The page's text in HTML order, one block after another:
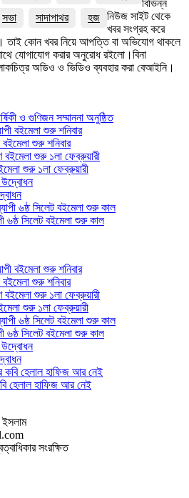
সভা সাদাপাথর হজ
বিভিন্ন
নিউজ সাইট থেকে
খবর সংগ্রহ করে
তাই কোন খবর নিয়ে আপত্তি বা অভিযোগ থাকলে
যোগাযোগ করার অনুরোধ রইলো।বিনা
অডিও ও ভিডিও ব্যবহার করা বেআইনি।
ও গুণিজন সম্মাননা অনুষ্ঠিত
বইমেলা শুরু শনিবার
শুরু ১লা ফেব্রুয়ারী
৬ষ্ঠ সিলেট বইমেলা শুরু কাল
বইমেলা শুরু শনিবার
শুরু ১লা ফেব্রুয়ারী
৬ষ্ঠ সিলেট বইমেলা শুরু কাল
হেলাল হাফিজ আর নেই
সংরক্ষিত